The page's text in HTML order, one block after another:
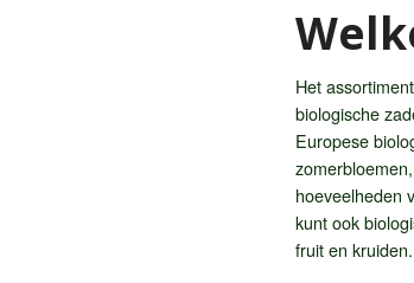
Het
biologische
Europese
hoeveelheden
kunt ook
fruit en kruiden.